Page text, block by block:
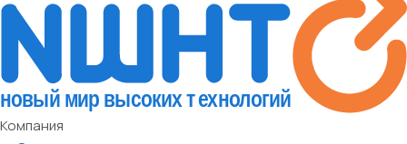
Компания